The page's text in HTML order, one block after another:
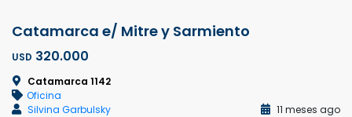
Catamarca e/ Mitre y Sarmiento
USD 320.000
Catamarca 1142
Oficina
Silvina Garbulsky
11 meses ago